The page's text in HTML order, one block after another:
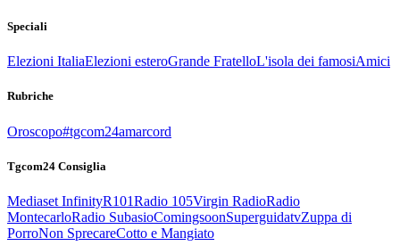
Speciali
Elezioni ItaliaElezioni esteroGrande FratelloL'isola dei famosiAmici
Rubriche
Oroscopo#tgcom24amarcord
Tgcom24 Consiglia
Mediaset InfinityR101Radio 105Virgin RadioRadio
MontecarloRadio SubasioComingsoonSuperguidatvZuppa di
PorroNon SprecareCotto e Mangiato